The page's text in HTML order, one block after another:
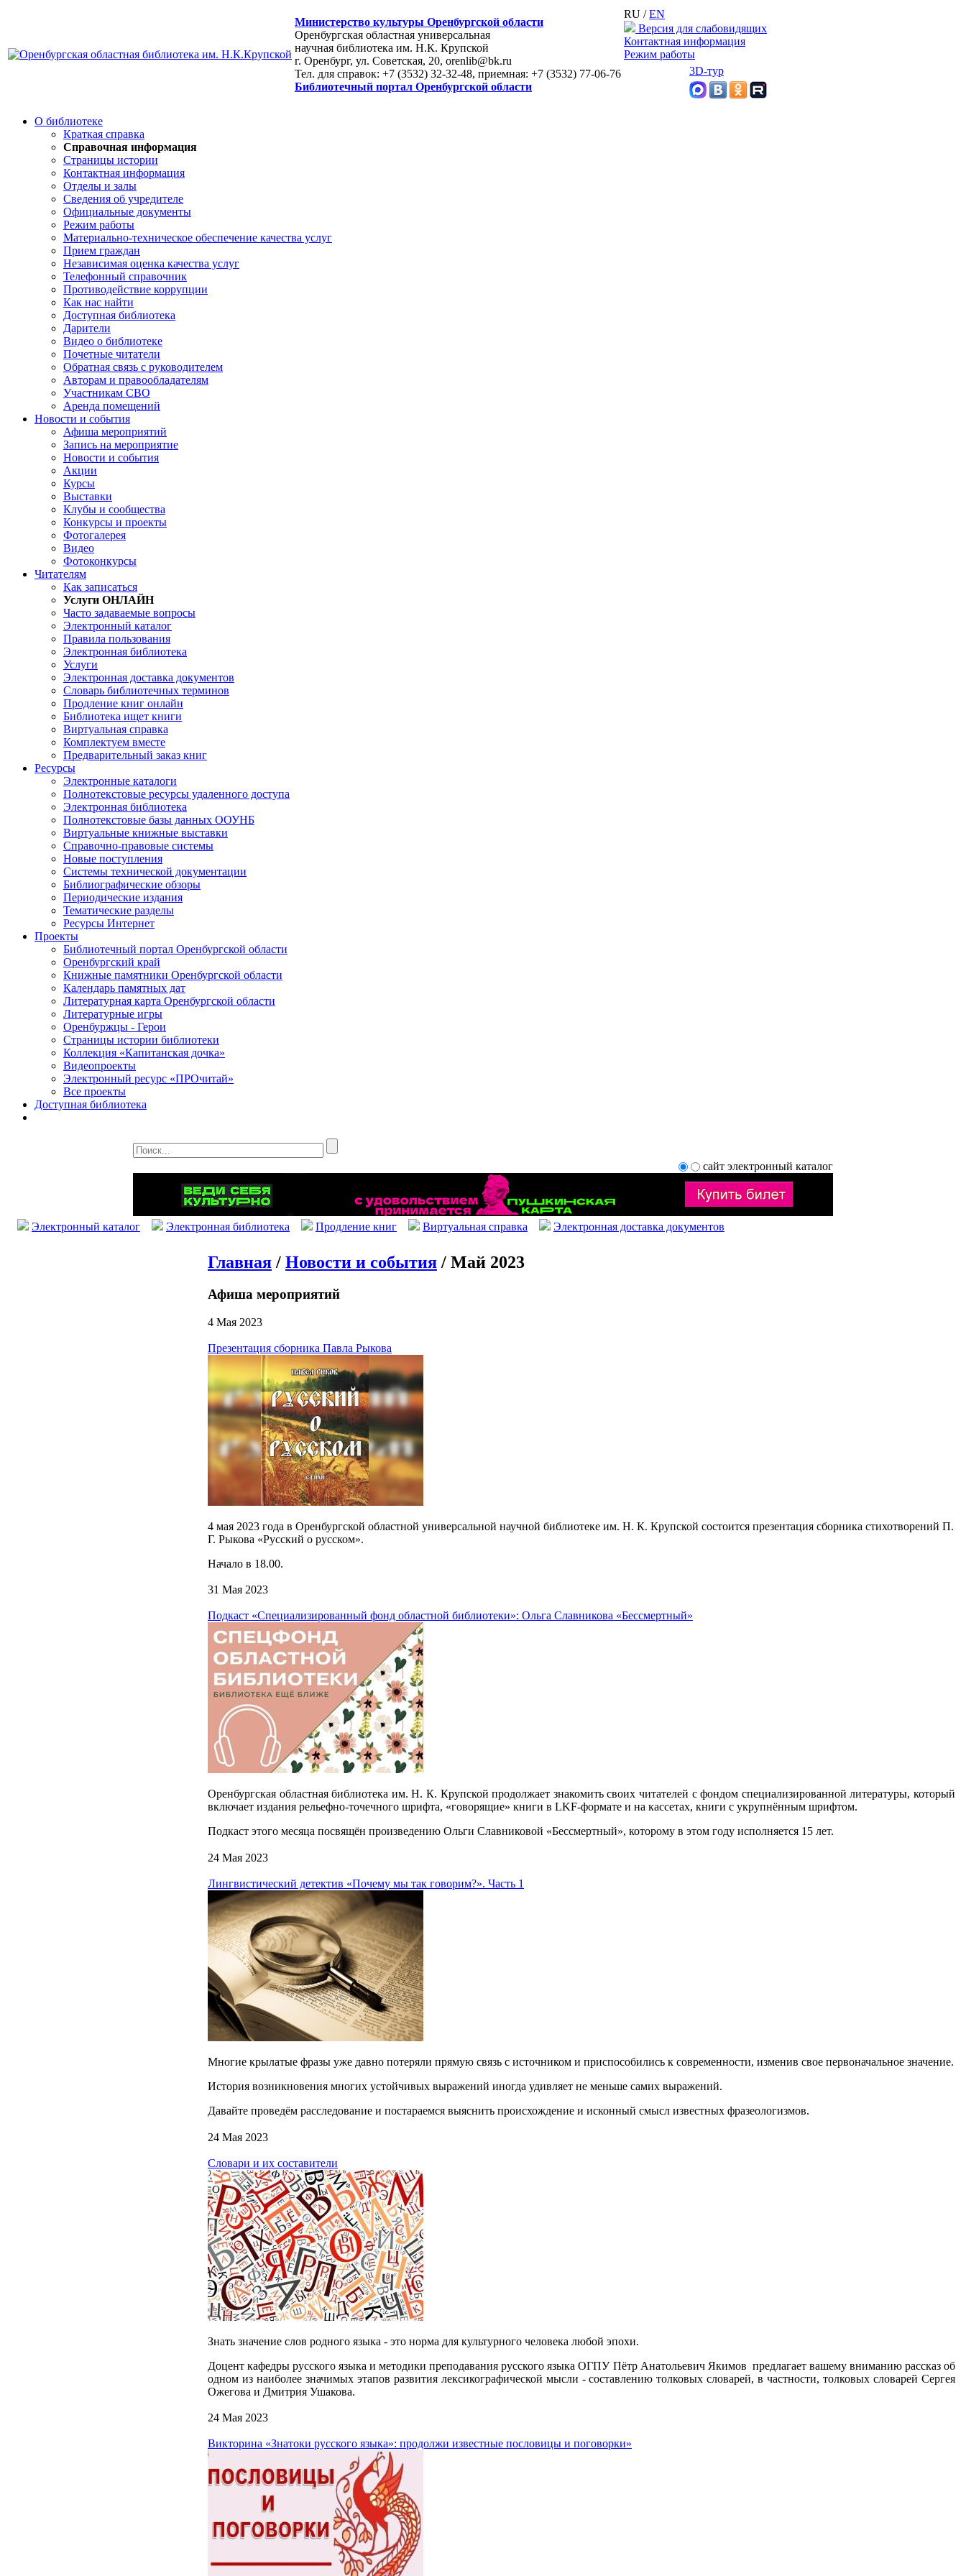
Министерство культуры Оренбургской области
Оренбургская областная универсальная
научная библиотека им. Н.К. Крупской
г. Оренбург, ул. Советская, 20, orenlib@bk.ru
Тел. для справок: +7 (3532) 32-32-48, приемная: +7 (3532) 77-06-76
Библиотечный портал Оренбургской области
RU /EN
Версия для слабовидящих
Контактная информация
Режим работы
3D-тур
О библиотеке
Краткая справка
Справочная информация
Страницы истории
Контактная информация
Отделы и залы
Сведения об учредителе
Официальные документы
Режим работы
Материально-техническое обеспечение качества услуг
Прием граждан
Независимая оценка качества услуг
Телефонный справочник
Противодействие коррупции
Как нас найти
Доступная библиотека
Дарители
Видео о библиотеке
Почетные читатели
Обратная связь с руководителем
Авторам и правообладателям
Участникам СВО
Аренда помещений
Новости и события
Афиша мероприятий
Запись на мероприятие
Новости и события
Акции
Курсы
Выставки
Клубы и сообщества
Конкурсы и проекты
Фотогалерея
Видео
Фотоконкурсы
Читателям
Как записаться
Услуги ОНЛАЙН
Часто задаваемые вопросы
Электронный каталог
Правила пользования
Электронная библиотека
Услуги
Электронная доставка документов
Словарь библиотечных терминов
Продление книг онлайн
Библиотека ищет книги
Виртуальная справка
Комплектуем вместе
Предварительный заказ книг
Ресурсы
Электронные каталоги
Полнотекстовые ресурсы удаленного доступа
Электронная библиотека
Полнотекстовые базы данных ООУНБ
Виртуальные книжные выставки
Справочно-правовые системы
Новые поступления
Cистемы технической документации
Библиографические обзоры
Периодические издания
Тематические разделы
Ресурсы Интернет
Проекты
Библиотечный портал Оренбургской области
Оренбургский край
Книжные памятники Оренбургской области
Календарь памятных дат
Литературная карта Оренбургской области
Литературные игры
Оренбуржцы - Герои
Страницы истории библиотеки
Коллекция «Капитанская дочка»
Видеопроекты
Электронный ресурс «ПРОчитай»
Все проекты
Доступная библиотека
сайт электронный каталог
Электронный каталог Электронная библиотека Продление книг Виртуальная справка Электронная доставка документов
Главная / Новости и события / Май 2023
Афиша мероприятий
4 Мая 2023
Презентация сборника Павла Рыкова
4 мая 2023 года в Оренбургской областной универсальной научной библиотеке им. Н. К. Крупской состоится презентация сборника стихотворений П.
Г. Рыкова «Русский о русском».
Начало в 18.00.
31 Мая 2023
Подкаст «Специализированный фонд областной библиотеки»: Ольга Славникова «Бессмертный»
Оренбургская областная библиотека им. Н. К. Крупской продолжает знакомить своих читателей с фондом специализированной литературы, который
включает издания рельефно-точечного шрифта, «говорящие» книги в LKF-формате и на кассетах, книги с укрупнённым шрифтом.
Подкаст этого месяца посвящён произведению Ольги Славниковой «Бессмертный», которому в этом году исполняется 15 лет.
24 Мая 2023
Лингвистический детектив «Почему мы так говорим?». Часть 1
Многие крылатые фразы уже давно потеряли прямую связь с источником и приспособились к современности, изменив свое первоначальное значение.
История возникновения многих устойчивых выражений иногда удивляет не меньше самих выражений.
Давайте проведём расследование и постараемся выяснить происхождение и исконный смысл известных фразеологизмов.
24 Мая 2023
Словари и их составители
Знать значение слов родного языка - это норма для культурного человека любой эпохи.
Доцент кафедры русского языка и методики преподавания русского языка ОГПУ Пётр Анатольевич Якимов предлагает вашему вниманию рассказ об
одном из наиболее значимых этапов развития лексикографической мысли - составлению толковых словарей, в частности, толковых словарей Сергея
Ожегова и Дмитрия Ушакова.
24 Мая 2023
Викторина «Знатоки русского языка»: продолжи известные пословицы и поговорки»